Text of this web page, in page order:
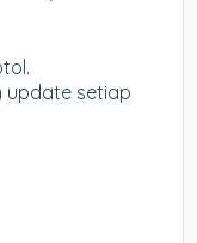
update setiap